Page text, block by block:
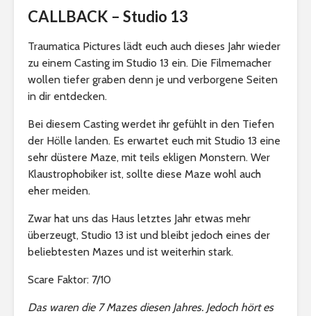
CALLBACK – Studio 13
Traumatica Pictures lädt euch auch dieses Jahr wieder
zu einem Casting im Studio 13 ein. Die Filmemacher
wollen tiefer graben denn je und verborgene Seiten
in dir entdecken.
Bei diesem Casting werdet ihr gefühlt in den Tiefen
der Hölle landen. Es erwartet euch mit Studio 13 eine
sehr düstere Maze, mit teils ekligen Monstern. Wer
Klaustrophobiker ist, sollte diese Maze wohl auch
eher meiden.
Zwar hat uns das Haus letztes Jahr etwas mehr
überzeugt, Studio 13 ist und bleibt jedoch eines der
beliebtesten Mazes und ist weiterhin stark.
Scare Faktor: 7/10
Das waren die 7 Mazes diesen Jahres. Jedoch hört es